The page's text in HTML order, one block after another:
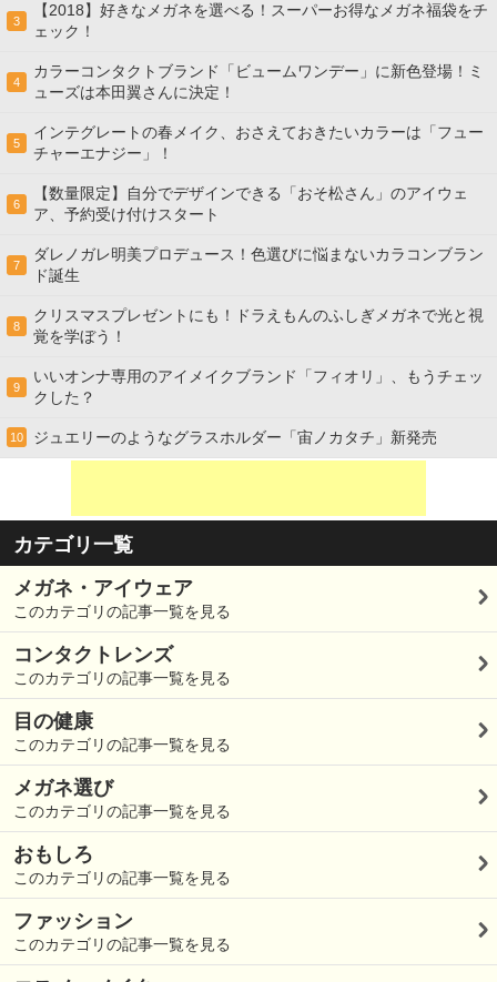
3
【2018】好きなメガネを選べる！スーパーお得なメガネ福袋をチ
ェック！
4
カラーコンタクトブランド「ビュームワンデー」に新色登場！ミ
ューズは本田翼さんに決定！
5
インテグレートの春メイク、おさえておきたいカラーは「フュー
チャーエナジー」！
6
【数量限定】自分でデザインできる「おそ松さん」のアイウェ
ア、予約受け付けスタート
7
ダレノガレ明美プロデュース！色選びに悩まないカラコンブラン
ド誕生
8
クリスマスプレゼントにも！ドラえもんのふしぎメガネで光と視
覚を学ぼう！
9
いいオンナ専用のアイメイクブランド「フィオリ」、もうチェッ
クした？
10 ジュエリーのようなグラスホルダー「宙ノカタチ」新発売
カテゴリ一覧
メガネ・アイウェア
このカテゴリの記事一覧を見る
コンタクトレンズ
このカテゴリの記事一覧を見る
目の健康
このカテゴリの記事一覧を見る
メガネ選び
このカテゴリの記事一覧を見る
おもしろ
このカテゴリの記事一覧を見る
ファッション
このカテゴリの記事一覧を見る